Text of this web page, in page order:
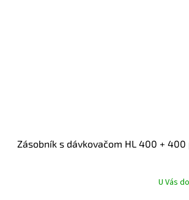
Zásobník s dávkovačom HL 400 + 400
U Vás